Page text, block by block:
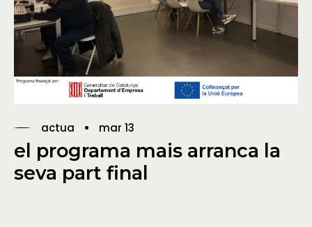
actua mar 13
el programa mais arranca la
seva part final